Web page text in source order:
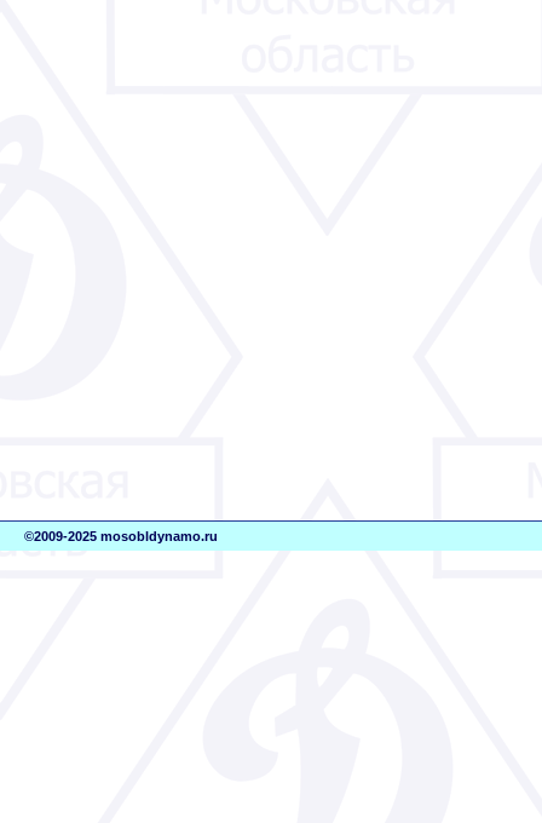
©2009-2025 mosobldynamo.ru